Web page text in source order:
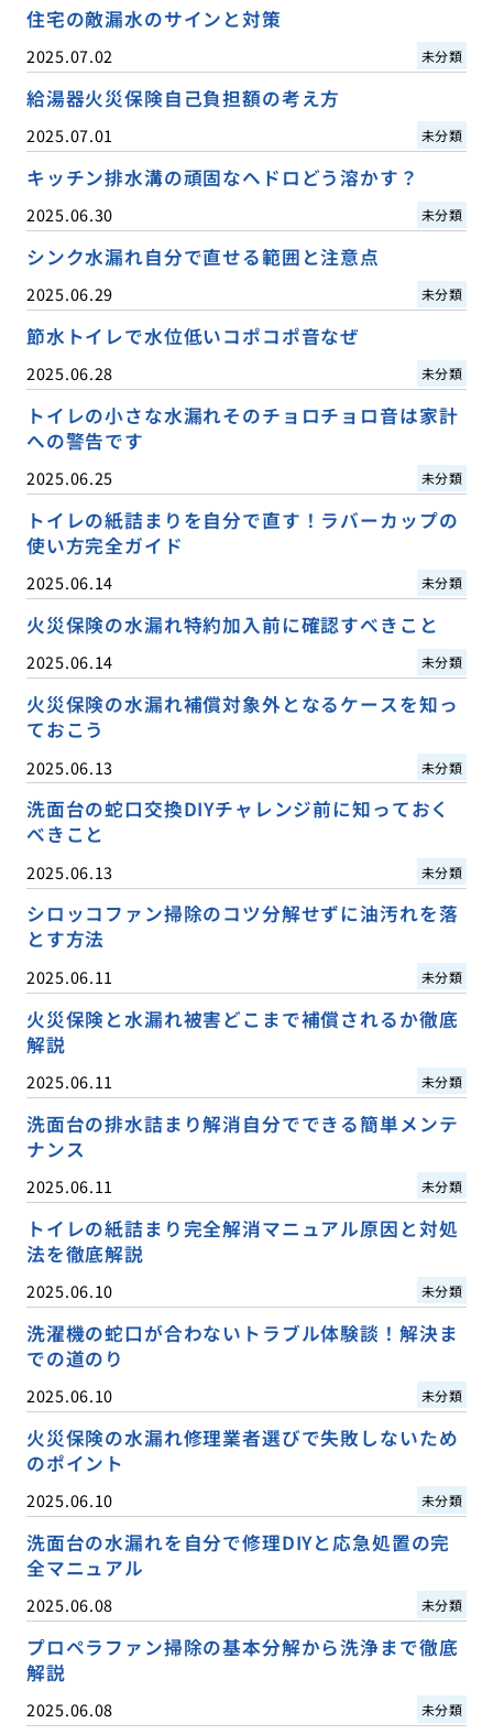
住宅の敵漏水のサインと対策
2025.07.02 未分類
給湯器火災保険自己負担額の考え方
2025.07.01 未分類
キッチン排水溝の頑固なヘドロどう溶かす？
2025.06.30 未分類
シンク水漏れ自分で直せる範囲と注意点
2025.06.29 未分類
節水トイレで水位低いコポコポ音なぜ
2025.06.28 未分類
トイレの小さな水漏れそのチョロチョロ音は家計
への警告です
2025.06.25 未分類
トイレの紙詰まりを自分で直す！ラバーカップの
使い方完全ガイド
2025.06.14 未分類
火災保険の水漏れ特約加入前に確認すべきこと
2025.06.14 未分類
火災保険の水漏れ補償対象外となるケースを知っ
ておこう
2025.06.13 未分類
洗面台の蛇口交換DIYチャレンジ前に知っておく
べきこと
2025.06.13 未分類
シロッコファン掃除のコツ分解せずに油汚れを落
とす方法
2025.06.11 未分類
火災保険と水漏れ被害どこまで補償されるか徹底
解説
2025.06.11 未分類
洗面台の排水詰まり解消自分でできる簡単メンテ
ナンス
2025.06.11 未分類
トイレの紙詰まり完全解消マニュアル原因と対処
法を徹底解説
2025.06.10 未分類
洗濯機の蛇口が合わないトラブル体験談！解決ま
での道のり
2025.06.10 未分類
火災保険の水漏れ修理業者選びで失敗しないため
のポイント
2025.06.10 未分類
洗面台の水漏れを自分で修理DIYと応急処置の完
全マニュアル
2025.06.08 未分類
プロペラファン掃除の基本分解から洗浄まで徹底
解説
2025.06.08 未分類